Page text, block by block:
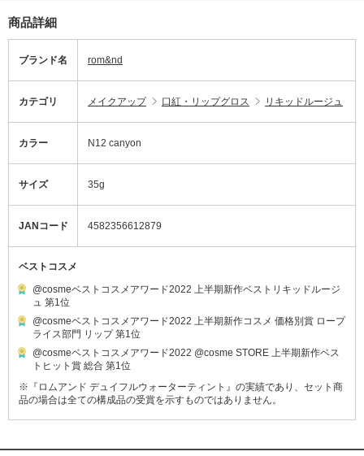
商品詳細
ブランド名 rom&nd
カテゴリ メイクアップ 口紅・リップグロス リキッドルージュ
カラー N12 canyon
サイズ 35g
JANコード 4582356612879
ベストコスメ
@cosmeベストコスメアワード2022 上半期新作ベストリキッドルージ
ュ 第1位
@cosmeベストコスメアワード2022 上半期新作コスメ 価格別賞 ロープ
ライス部門 リップ 第1位
@cosmeベストコスメアワード2022 @cosme STORE 上半期新作ベス
トヒット賞 総合 第1位
※『ロムアンド デュイフルウォーターティント』の実績であり、セット商
品の場合は全ての構成品の受賞を示すものではありません。